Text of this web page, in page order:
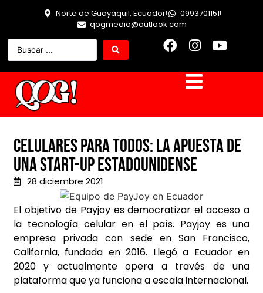
Norte de Guayaquil, Ecuador
0993701151
qogmedio@outlook.com
Celulares para todos: la apuesta de
una start-up estadounidense
28 diciembre 2021
El objetivo de Payjoy es democratizar el acceso a
la tecnología celular en el país. Payjoy es una
empresa privada con sede en San Francisco,
California, fundada en 2016. Llegó a Ecuador en
2020 y actualmente opera a través de una
plataforma que ya funciona a escala internacional.